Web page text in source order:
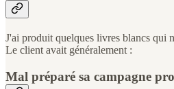
J'ai produit quelques livres blancs qui
Le client avait généralement :
Mal préparé sa campagne